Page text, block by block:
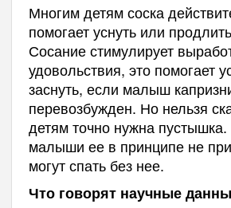
Многим детям соска
помогает уснуть или
Сосание стимулирует
удовольствия, это помогает
заснуть, если малыш
перевозбужден. Но нельзя
детям точно нужна
малыши ее в принципе не
могут спать без нее.
Что говорят научные